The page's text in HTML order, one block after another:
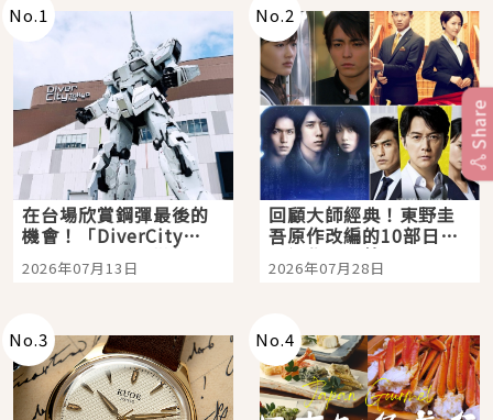
No.1
在台場欣賞鋼彈最後的
機會！「DiverCity
Tokyo Plaza」搭船、
購物、美食及夜景，一
2026年07月13日
No.2
回顧大師經典！東野圭
吾原作改編的10部日本
影視作品推薦
2026年07月28日
No.3 No.4
Share